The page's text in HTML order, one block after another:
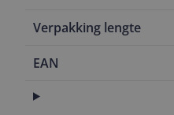
Verpakking lengte
EAN